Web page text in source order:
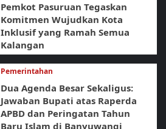
Pemkot Pasuruan Tegaskan
Komitmen Wujudkan Kota
Inklusif yang Ramah Semua
Kalangan
Pemerintahan
Dua Agenda Besar Sekaligus:
Jawaban Bupati atas Raperda
APBD dan Peringatan Tahun
Baru Islam di Banyuwangi